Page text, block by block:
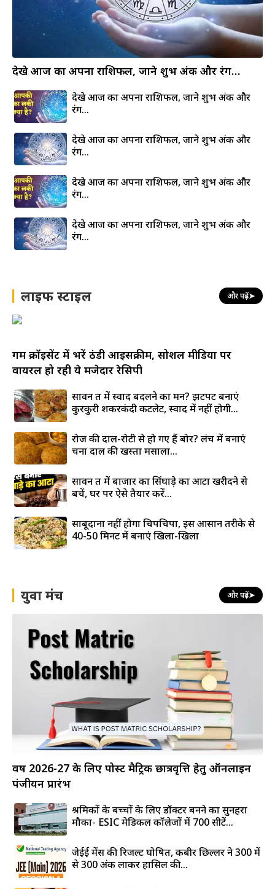
देखे आज का अपना राशिफल, जाने शुभ अंक और रंग…
देखे आज का अपना राशिफल, जाने शुभ अंक और
रंग…
देखे आज का अपना राशिफल, जाने शुभ अंक और
रंग…
देखे आज का अपना राशिफल, जाने शुभ अंक और
रंग…
देखे आज का अपना राशिफल, जाने शुभ अंक और
रंग…
लाइफ स्टाइल और पढ़ें➤
गर्म क्रॉइसेंट में भरें ठंडी आइसक्रीम, सोशल मीडिया पर
वायरल हो रही ये मजेदार रेसिपी
सावन व्रत में स्वाद बदलने का मन? झटपट बनाएं
कुरकुरी शकरकंदी कटलेट, स्वाद में नहीं होगी...
रोज की दाल-रोटी से हो गए हैं बोर? लंच में बनाएं
चना दाल की खस्ता मसाला...
सावन व्रत में बाजार का सिंघाड़े का आटा खरीदने से
बचें, घर पर ऐसे तैयार करें...
साबूदाना नहीं होगा चिपचिपा, इस आसान तरीके से
40-50 मिनट में बनाएं खिला-खिला
युवा मंच और पढ़ें➤
वर्ष 2026-27 के लिए पोस्ट मैट्रिक छात्रवृत्ति हेतु ऑनलाइन
पंजीयन प्रारंभ
श्रमिकों के बच्चों के लिए डॉक्टर बनने का सुनहरा
मौका- ESIC मेडिकल कॉलेजों में 700 सीटें...
जेईई मेंस की रिजल्ट घोषित, कबीर छिल्लर ने 300 में
से 300 अंक लाकर हासिल की...